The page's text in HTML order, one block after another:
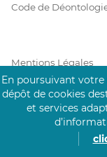
Code de
Mentions Légales
Prérequis
En poursuivant
dépôt de cookies
et services